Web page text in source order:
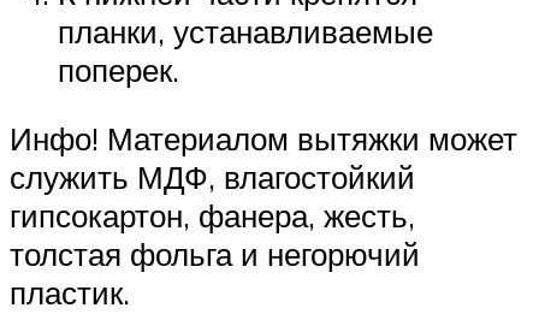
планки, устанавливаемые
поперек.
Инфо! Материалом вытяжки может
служить МДФ, влагостойкий
гипсокартон, фанера, жесть,
толстая фольга и негорючий
пластик.